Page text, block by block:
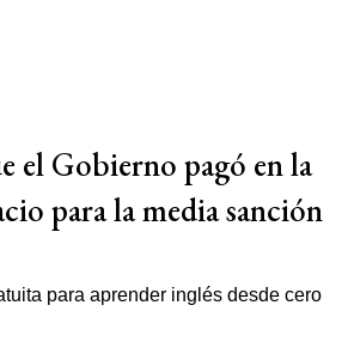
el Gobierno pagó en la
para la media sanción